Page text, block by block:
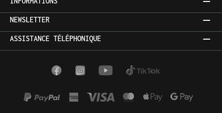
NEWSLETTER
ASSISTANCE TÉLÉPHONIQUE